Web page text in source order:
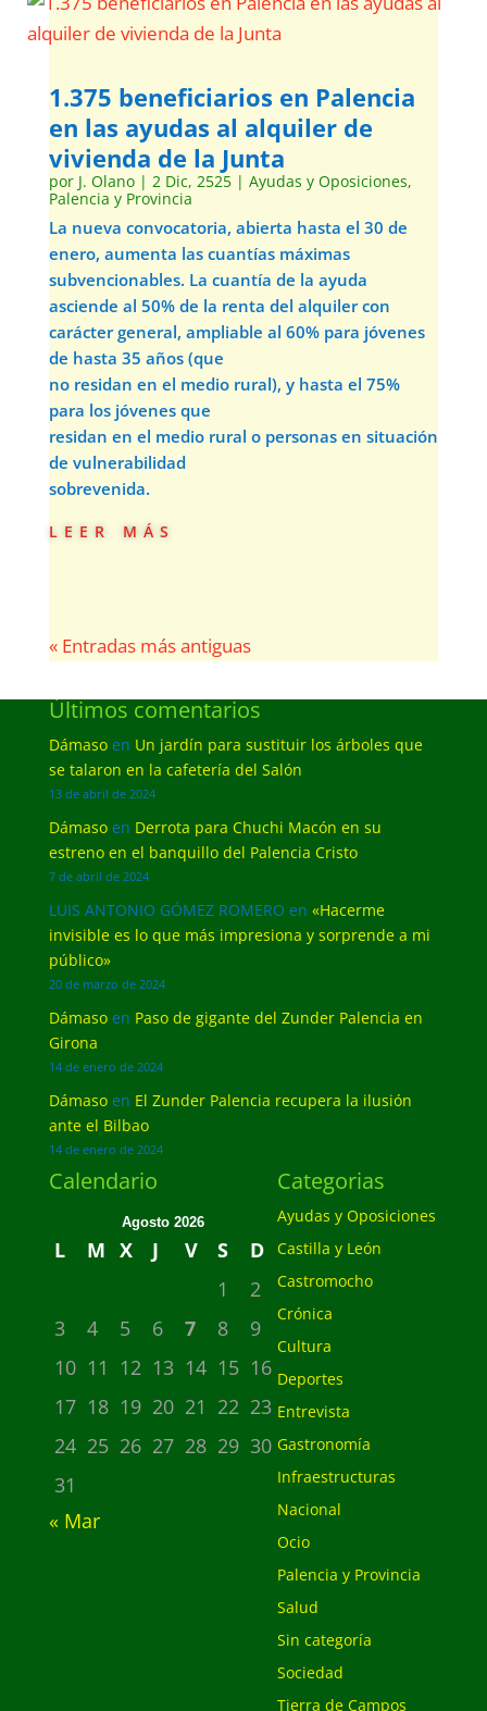
1.375 beneficiarios en Palencia
en las ayudas al alquiler de
vivienda de la Junta
por J. Olano| 2 Dic, 2525| Ayudas y Oposiciones,
Palencia y Provincia
La nueva convocatoria, abierta hasta el 30 de
enero, aumenta las cuantías máximas
subvencionables. La cuantía de la ayuda
asciende al 50% de la renta del alquiler con
carácter general, ampliable al 60% para jóvenes
de hasta 35 años (que
no residan en el medio rural), y hasta el 75%
para los jóvenes que
residan en el medio rural o personas en situación
de vulnerabilidad
sobrevenida.
leer más
« Entradas más antiguas
Últimos comentarios
Dámasoen Un jardín para sustituir los árboles que
se talaron en la cafetería del Salón
13 de abril de 2024
Dámasoen Derrota para Chuchi Macón en su
estreno en el banquillo del Palencia Cristo
7 de abril de 2024
LUIS ANTONIO GÓMEZ ROMERO en «Hacerme
invisible es lo que más impresiona y sorprende a mi
público»
20 de marzo de 2024
Dámasoen Paso de gigante del Zunder Palencia en
Girona
14 de enero de 2024
Dámasoen El Zunder Palencia recupera la ilusión
ante el Bilbao
14 de enero de 2024
Calendario
Agosto 2026
L M X J V S
D
1
2
3
4 5 6 7 8
9
10 11 12 13 14 15 16
17 18 19 20 21 22 23
24 25 26 27 28 29 30
31
« Mar
Categorias
Ayudas y Oposiciones
Castilla y León
Castromocho
Crónica
Cultura
Deportes
Entrevista
Gastronomía
Infraestructuras
Nacional
Ocio
Palencia y Provincia
Salud
Sin categoría
Sociedad
Tierra de Campos